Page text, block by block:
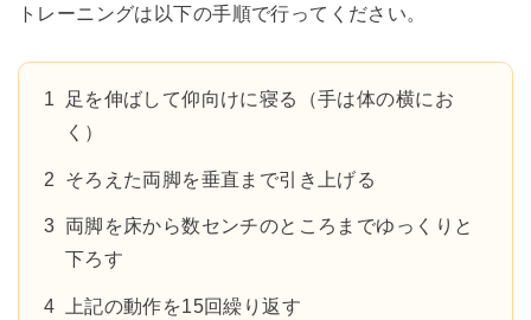
トレーニングは以下の手順で行ってください。
足を伸ばして仰向けに寝る（手は体の横にお
く）
そろえた両脚を垂直まで引き上げる
両脚を床から数センチのところまでゆっくりと
下ろす
上記の動作を15回繰り返す